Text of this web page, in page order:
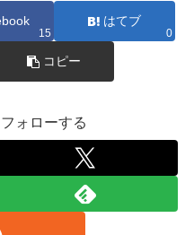
15
はてブ
0
コピー
ォローする